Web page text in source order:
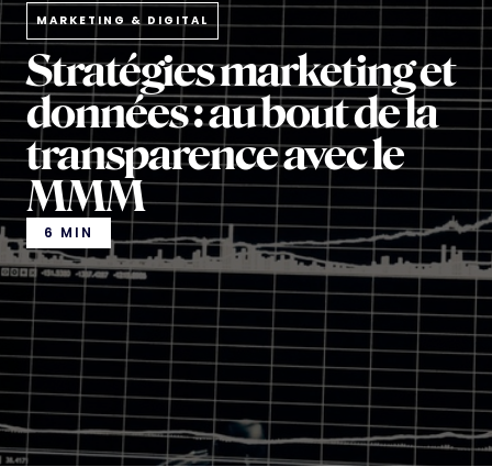
MARKETING & DIGITAL
Stratégies marketing et
données : au bout de la
transparence avec le
MMM
6 MIN